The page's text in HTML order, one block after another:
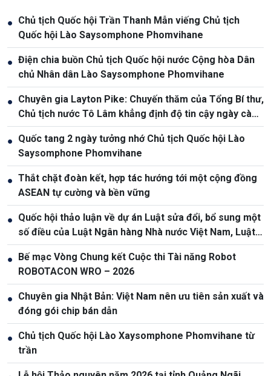
● Chủ tịch Quốc hội Trần Thanh Mẫn viếng Chủ tịch
Quốc hội Lào Saysomphone Phomvihane
● Điện chia buồn Chủ tịch Quốc hội nước Cộng hòa Dân
chủ Nhân dân Lào Saysomphone Phomvihane
● Chuyên gia Layton Pike: Chuyến thăm của Tổng Bí thư,
Chủ tịch nước Tô Lâm khẳng định độ tin cậy ngày càng
cao giữa Việt Nam và Australia
● Quốc tang 2 ngày tưởng nhớ Chủ tịch Quốc hội Lào
Saysomphone Phomvihane
● Thắt chặt đoàn kết, hợp tác hướng tới một cộng đồng
ASEAN tự cường và bền vững
● Quốc hội thảo luận về dự án Luật sửa đổi, bổ sung một
số điều của Luật Ngân hàng Nhà nước Việt Nam, Luật
Phòng, chống rửa tiền
● Bế mạc Vòng Chung kết Cuộc thi Tài năng Robot
ROBOTACON WRO – 2026
● Chuyên gia Nhật Bản: Việt Nam nên ưu tiên sản xuất và
đóng gói chip bán dẫn
● Chủ tịch Quốc hội Lào Xaysomphone Phomvihane từ
trần